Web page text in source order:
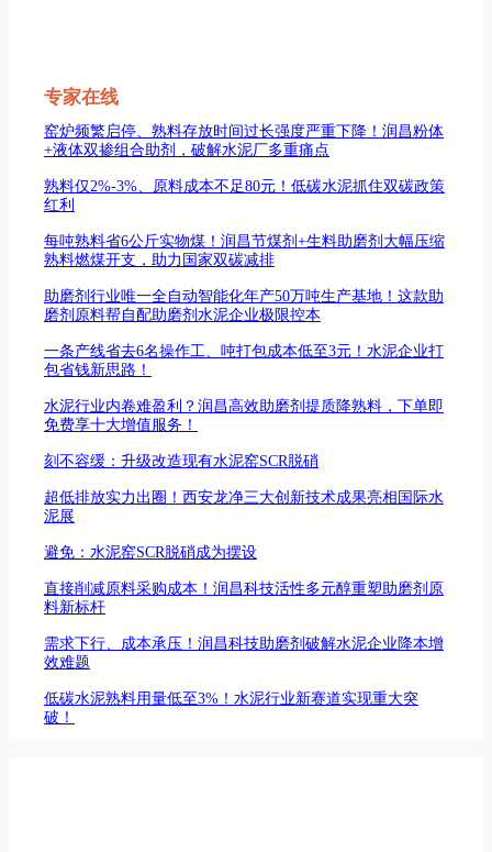
专家在线
窑炉频繁启停、熟料存放时间过长强度严重下降！润昌粉体
+液体双掺组合助剂，破解水泥厂多重痛点
熟料仅2%-3%、原料成本不足80元！低碳水泥抓住双碳政策
红利
每吨熟料省6公斤实物煤！润昌节煤剂+生料助磨剂大幅压缩
熟料燃煤开支，助力国家双碳减排
助磨剂行业唯一全自动智能化年产50万吨生产基地！这款助
磨剂原料帮自配助磨剂水泥企业极限控本
一条产线省去6名操作工、吨打包成本低至3元！水泥企业打
包省钱新思路！
水泥行业内卷难盈利？润昌高效助磨剂提质降熟料，下单即
免费享十大增值服务！
刻不容缓：升级改造现有水泥窑SCR脱硝
超低排放实力出圈！西安龙净三大创新技术成果亮相国际水
泥展
避免：水泥窑SCR脱硝成为摆设
直接削减原料采购成本！润昌科技活性多元醇重塑助磨剂原
料新标杆
需求下行、成本承压！润昌科技助磨剂破解水泥企业降本增
效难题
低碳水泥熟料用量低至3%！水泥行业新赛道实现重大突
破！